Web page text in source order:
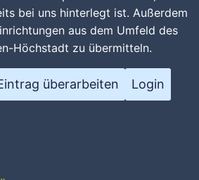
bei uns hinterlegt ist. Außerdem
aus dem Umfeld des
Höchstadt zu übermitteln.
überarbeiten Login